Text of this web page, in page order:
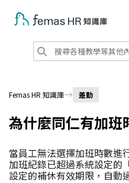
Femas HR 知識庫 差勤
為什麼同仁有加班
當員工無法選擇加班時數進
加班紀錄已超過系統設定的
設定的補休有效期限，自動